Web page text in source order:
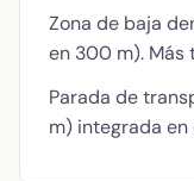
Zona de baja
en 300 m). Más
Parada de
m) integrada en